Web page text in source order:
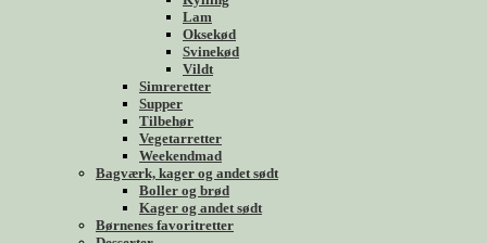
Lam
Oksekød
Svinekød
Vildt
Simreretter
Supper
Tilbehør
Vegetarretter
Weekendmad
Bagværk, kager og andet sødt
Boller og brød
Kager og andet sødt
Børnenes favoritretter